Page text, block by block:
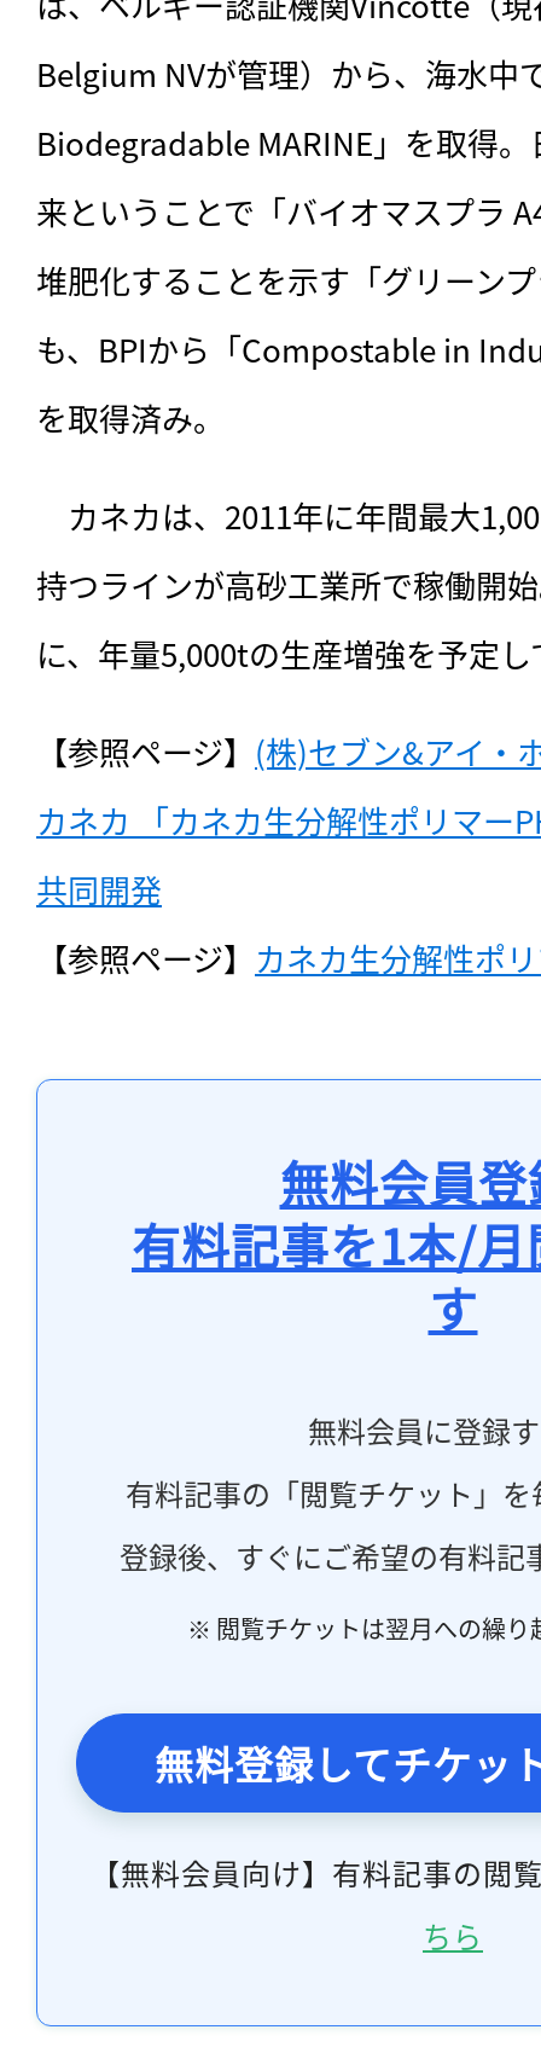
Belgium NVが管理）から、海水中
Biodegradable MARINE」を取得
来ということで「バイオマスプラ
堆肥化することを示す「グリーン
も、BPIから「Compostable in
を取得済み。
カネカは、2011年に年間最大
持つラインが高砂工業所で稼働開
に、年量5,000tの生産増強を予定
【参照ページ】 (株)セブン&アイ・
カネカ 「カネカ生分解性ポリマー
共同開発
【参照ページ】 カネカ生分解性ポ
無料会員
有料記事を1本/
す
無料会員に登録
有料記事の「閲覧チケット」
登録後、すぐにご希望の有料記
※ 閲覧チケットは翌月への繰り
無料登録してチケッ
【無料会員向け】有料記事の閲
ちら